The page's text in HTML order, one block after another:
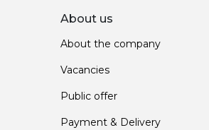
About us
About the company
Vacancies
Public offer
Payment & Delivery